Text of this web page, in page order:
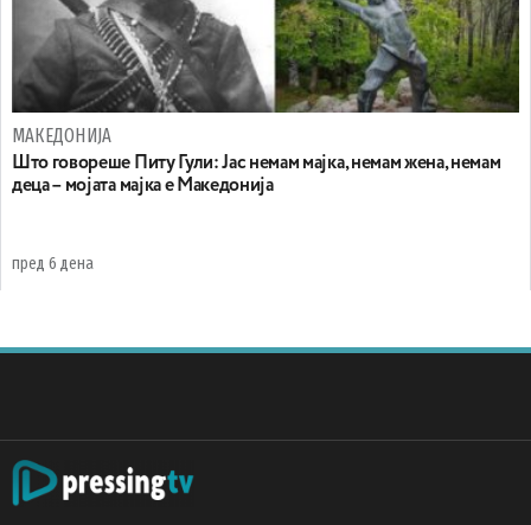
МАКЕДОНИЈА
Што говореше Питу Гули: Јас немам мајка, немам жена, немам
деца – мојата мајка е Македонија
пред 6 дена